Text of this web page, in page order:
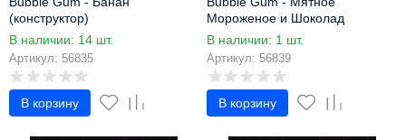
(конструктор)
В наличии: 14 шт.
Артикул: 56835
В корзину
Мороженое и Шоколад
(конструктор)
В наличии: 1 шт.
Артикул: 56839
В корзину